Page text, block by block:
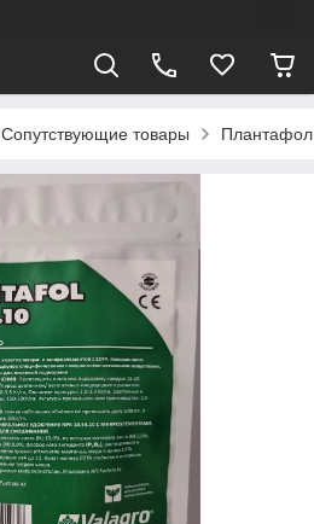
Сопутствующие товары Плантафол